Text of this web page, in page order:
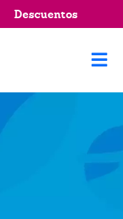
Descuentos